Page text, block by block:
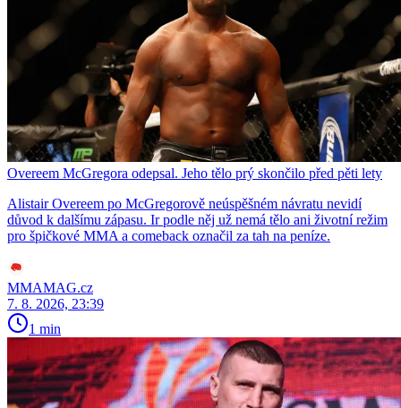
Overeem McGregora odepsal. Jeho tělo prý skončilo před pěti lety
Alistair Overeem po McGregorově neúspěšném návratu nevidí
důvod k dalšímu zápasu. Ir podle něj už nemá tělo ani životní režim
pro špičkové MMA a comeback označil za tah na peníze.
MMAMAG.cz
7. 8. 2026, 23:39
1 min